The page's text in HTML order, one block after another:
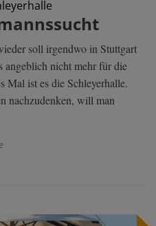
soll irgendwo in Stuttgart
angeblich nicht mehr für die
Mal ist es die Schleyerhalle.
nachzudenken, will man